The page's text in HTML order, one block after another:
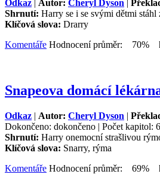
Odkaz | Autor: Cheryl Dyson |
Shrnutí: Harry se i se svými dětmi
Klíčová slova: Drarry
Komentáře Hodnocení průměr: 70%
Snapeova domácí
Odkaz | Autor: Cheryl Dyson |
Dokončeno: dokončeno | Počet kapitol: 6
Shrnutí: Harry onemocní strašlivou
Klíčová slova: Snarry, rýma
Komentáře Hodnocení průměr: 69%